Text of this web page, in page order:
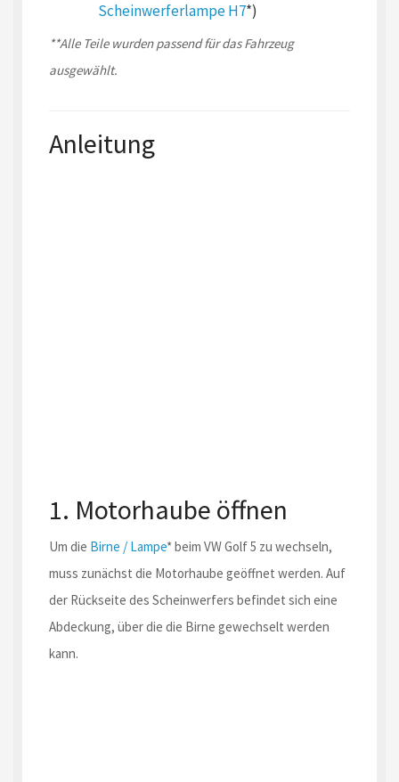
Scheinwerferlampe H7*)
**Alle Teile wurden passend für das Fahrzeug
ausgewählt.
Anleitung
1. Motorhaube öffnen
Um die Birne / Lampe* beim VW Golf 5 zu wechseln,
muss zunächst die Motorhaube geöffnet werden. Auf
der Rückseite des Scheinwerfers befindet sich eine
Abdeckung, über die die Birne gewechselt werden
kann.